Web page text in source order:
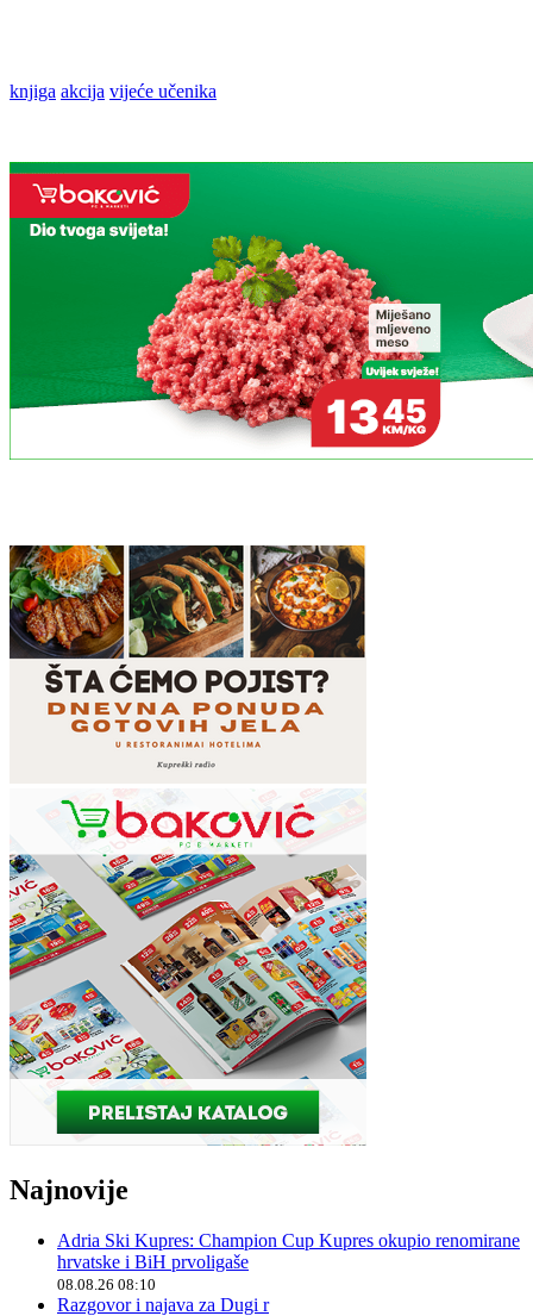
knjiga akcija vijeće učenika
Najnovije
Adria Ski Kupres: Champion Cup Kupres okupio renomirane
hrvatske i BiH prvoligaše
08.08.26 08:10
Razgovor i najava za Dugi r